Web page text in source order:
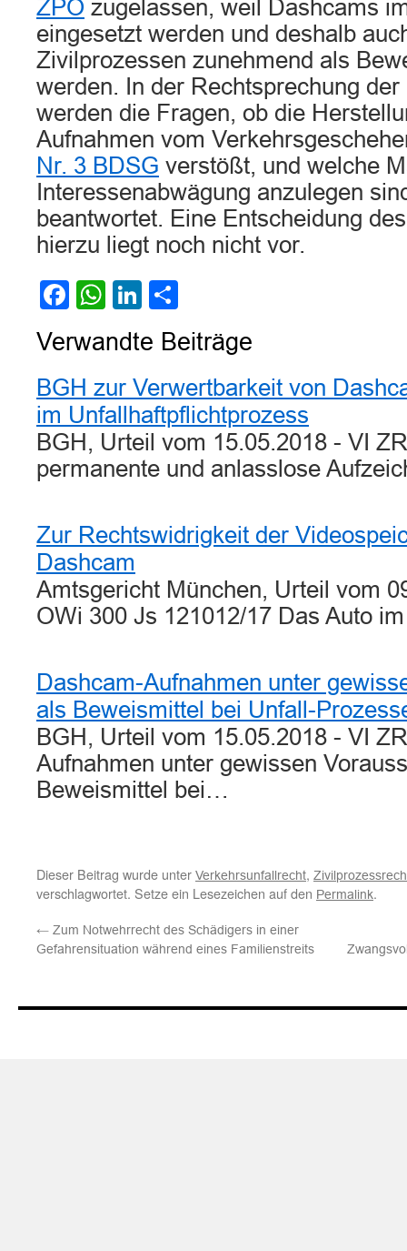
ZPO zugelassen, weil Dashcams
eingesetzt werden und deshalb
Zivilprozessen zunehmend als
werden. In der Rechtsprechung
werden die Fragen, ob die
Aufnahmen vom
Nr. 3 BDSG verstößt, und welche
Interessenabwägung anzulegen
beantwortet. Eine Entscheidung
hierzu liegt noch nicht vor.
Facebook
WhatsApp
LinkedIn
Verwandte Beiträge
BGH zur Verwertbarkeit von
im Unfallhaftpflichtprozess
BGH, Urteil vom 15.05.2018 - VI
permanente und anlasslose
Zur Rechtswidrigkeit der
Dashcam
Amtsgericht München, Urteil vom
OWi 300 Js 121012/17 Das Auto
Dashcam-Aufnahmen unter
als Beweismittel bei Unfall-
BGH, Urteil vom 15.05.2018 - VI
Aufnahmen unter gewissen
Beweismittel bei…
Dieser Beitrag wurde unter Verkehrsunfallrecht,
verschlagwortet. Setze ein Lesezeichen auf den Permalink.
← Zum Notwehrrecht des Schädigers in einer
Gefahrensituation während eines Familienstreits